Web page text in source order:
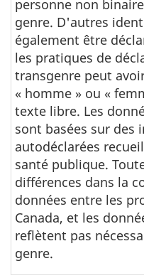
personne non
genre. D'autres
également être
les pratiques de
transgenre peut
« homme » ou «
texte libre. Les
sont basées sur des
autodéclarées
santé publique.
différences dans la
données entre les
Canada, et les
reflètent pas
genre.